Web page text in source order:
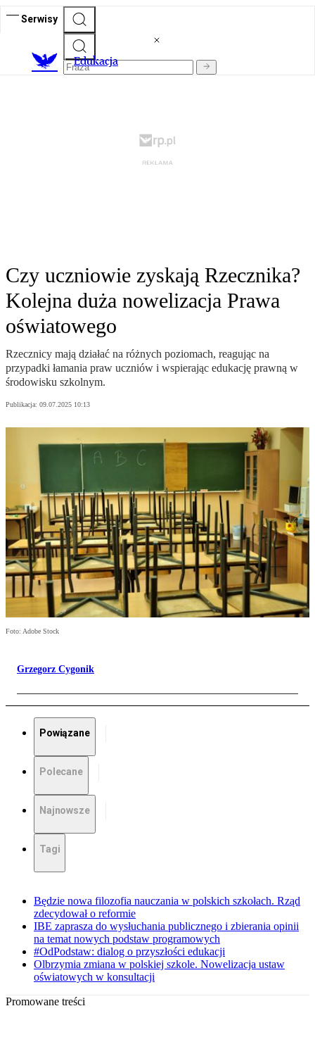
Serwisy
Edukacja
Czy uczniowie zyskają Rzecznika?
Kolejna duża nowelizacja Prawa
oświatowego
Rzecznicy mają działać na różnych poziomach, reagując na
przypadki łamania praw uczniów i wspierając edukację prawną w
środowisku szkolnym.
Publikacja: 09.07.2025 10:13
Foto: Adobe Stock
Grzegorz Cygonik
Powiązane
Polecane
Najnowsze
Tagi
Będzie nowa filozofia nauczania w polskich szkołach. Rząd
zdecydował o reformie
IBE zaprasza do wysłuchania publicznego i zbierania opinii
na temat nowych podstaw programowych
#OdPodstaw: dialog o przyszłości edukacji
Olbrzymia zmiana w polskiej szkole. Nowelizacja ustaw
oświatowych w konsultacji
Promowane treści